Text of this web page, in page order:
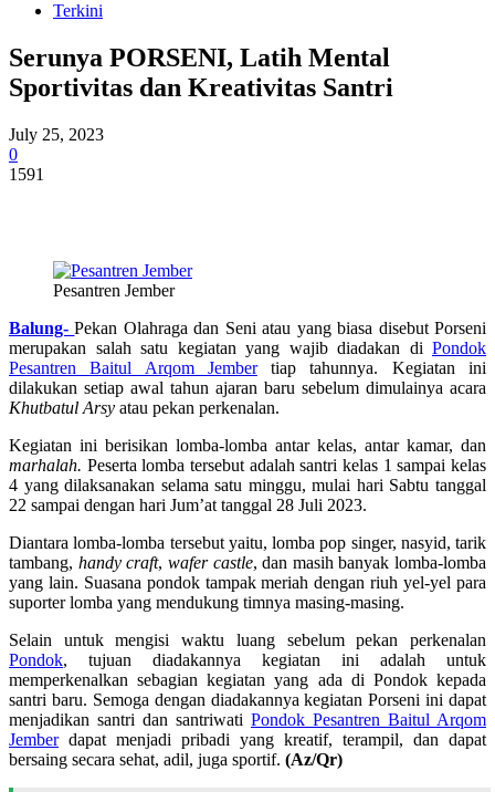
Terkini
Serunya PORSENI, Latih Mental
Sportivitas dan Kreativitas Santri
July 25, 2023
0
1591
Pesantren Jember
Balung-Pekan Olahraga dan Seni atau yang biasa disebut Porseni
merupakan salah satu kegiatan yang wajib diadakan di Pondok
Pesantren Baitul Arqom Jembertiap tahunnya. Kegiatan ini
dilakukan setiap awal tahun ajaran baru sebelum dimulainya acara
Khutbatul Arsy atau pekan perkenalan.
Kegiatan ini berisikan lomba-lomba antar kelas, antar kamar, dan
marhalah. Peserta lomba tersebut adalah santri kelas 1 sampai kelas
4 yang dilaksanakan selama satu minggu, mulai hari Sabtu tanggal
22 sampai dengan hari Jum’at tanggal 28 Juli 2023.
Diantara lomba-lomba tersebut yaitu, lomba pop singer, nasyid, tarik
tambang, handy craft, wafer castle, dan masih banyak lomba-lomba
yang lain. Suasana pondok tampak meriah dengan riuh yel-yel para
suporter lomba yang mendukung timnya masing-masing.
Selain untuk mengisi waktu luang sebelum pekan perkenalan
Pondok, tujuan diadakannya kegiatan ini adalah untuk
memperkenalkan sebagian kegiatan yang ada di Pondok kepada
santri baru. Semoga dengan diadakannya kegiatan Porseni ini dapat
menjadikan santri dan santriwati Pondok Pesantren Baitul Arqom
Jemberdapat menjadi pribadi yang kreatif, terampil, dan dapat
bersaing secara sehat, adil, juga sportif. (Az/Qr)